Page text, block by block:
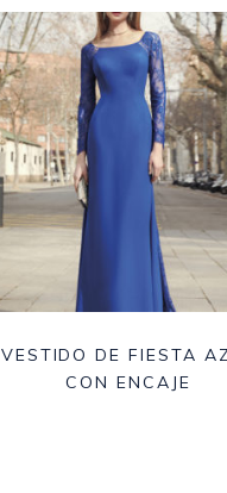
VESTIDO DE FIESTA
CON ENCAJE